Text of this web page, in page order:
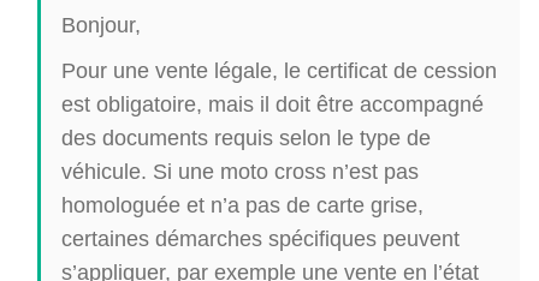
Bonjour,
Pour une vente légale, le certificat de cession
est obligatoire, mais il doit être accompagné
des documents requis selon le type de
véhicule. Si une moto cross n’est pas
homologuée et n’a pas de carte grise,
certaines démarches spécifiques peuvent
s’appliquer, par exemple une vente en l’état